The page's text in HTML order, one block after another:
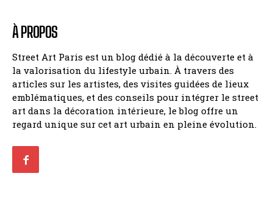
À PROPOS
Street Art Paris est un blog dédié à la découverte et à
la valorisation du lifestyle urbain. À travers des
articles sur les artistes, des visites guidées de lieux
emblématiques, et des conseils pour intégrer le street
art dans la décoration intérieure, le blog offre un
regard unique sur cet art urbain en pleine évolution.